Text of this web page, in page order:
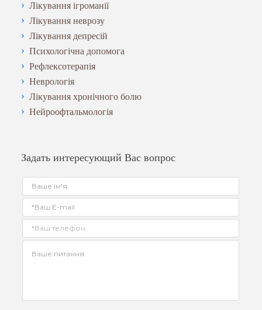
Лікування ігроманії
Лікування неврозу
Лікування депресій
Психологічна допомога
Рефлексотерапія
Неврологія
Лікування хронічного болю
Нейроофтальмологія
Задать интересующий Вас вопрос